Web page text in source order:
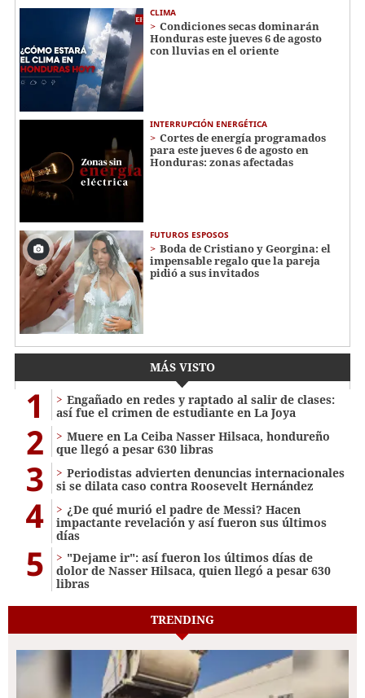
CLIMA
Condiciones secas dominarán
Honduras este jueves 6 de agosto
con lluvias en el oriente
INTERRUPCIÓN ENERGÉTICA
Cortes de energía programados
para este jueves 6 de agosto en
Honduras: zonas afectadas
FUTUROS ESPOSOS
Boda de Cristiano y Georgina: el
impensable regalo que la pareja
pidió a sus invitados
MÁS VISTO
1
Engañado en redes y raptado al salir de clases:
así fue el crimen de estudiante en La Joya
2
Muere en La Ceiba Nasser Hilsaca, hondureño
que llegó a pesar 630 libras
3
Periodistas advierten denuncias internacionales
si se dilata caso contra Roosevelt Hernández
4
¿De qué murió el padre de Messi? Hacen
impactante revelación y así fueron sus últimos
días
5
"Dejame ir": así fueron los últimos días de
dolor de Nasser Hilsaca, quien llegó a pesar 630
libras
TRENDING